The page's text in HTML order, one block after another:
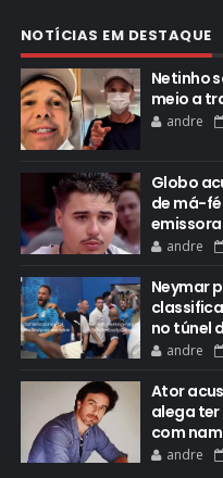
NOTÍCIAS EM DESTAQUE
Netinho
meio a
andre
Globo
de má-
emissora
andre
Neymar
no túnel
andre
Ator
alega
com
andre